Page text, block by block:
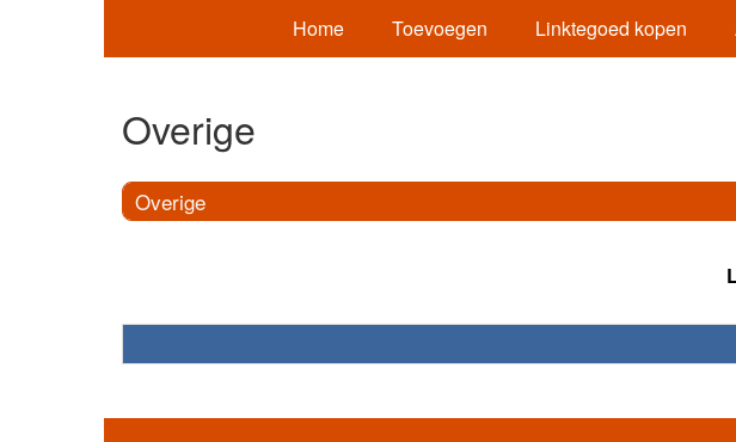
Home Toevoegen Linktegoed kopen
Overige
Overige